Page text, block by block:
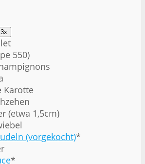
3x
550)
Karotte
(etwa 1,5cm)
(vorgekocht)*
*